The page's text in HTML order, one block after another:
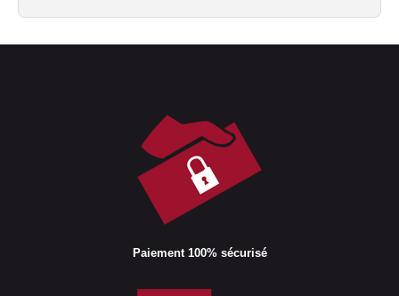
Paiement 100% sécurisé